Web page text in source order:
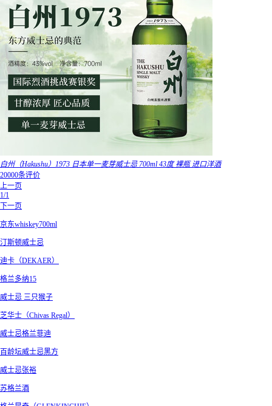
白州（Hakushu）1973 日本单一麦芽威士忌 700ml 43度 裸瓶 进口洋酒
20000条评价
上一页
1/1
下一页
京东whiskey700ml
汀斯顿威士忌
迪卡（DEKAER）
格兰多纳15
威士忌 三只猴子
芝华士（Chivas Regal）
威士忌格兰菲迪
百龄坛威士忌黑方
威士忌张裕
苏格兰酒